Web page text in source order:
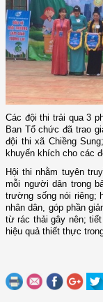
Các đội thi trải qua 3
Ban Tổ chức đã trao
đội thi xã Chiềng
khuyến khích cho các
Hội thi nhằm tuyên
mỗi người dân trong
trường sống nói riêng;
nhân dân, góp phần
từ rác thải gây nên;
hiệu quả thiết thực